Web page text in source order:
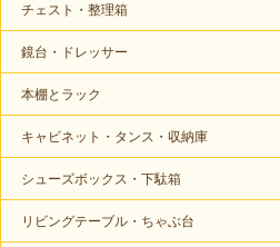
チェスト・整理箱
鏡台・ドレッサー
本棚とラック
キャビネット・タンス・収納庫
シューズボックス・下駄箱
リビングテーブル・ちゃぶ台